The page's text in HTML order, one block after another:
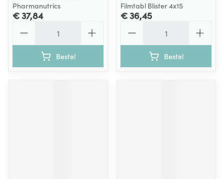
Pharmanutrics
€ 37,84
Bestel
Filmtabl Blister 4x15
€ 36,45
Bestel